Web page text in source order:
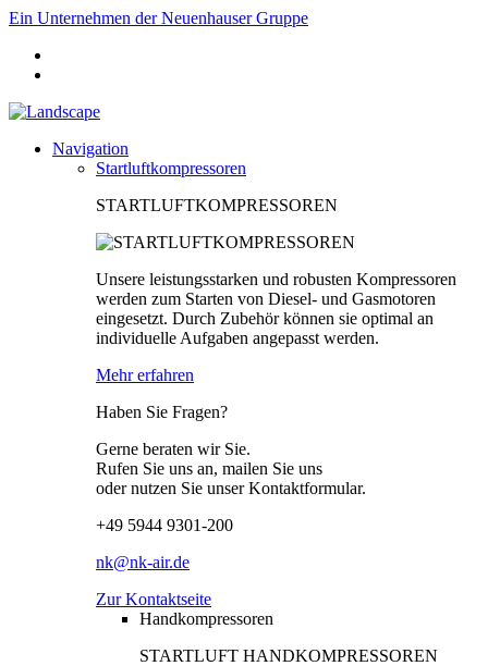
Ein Unternehmen der Neuenhauser Gruppe
Navigation
Startluftkompressoren
STARTLUFTKOMPRESSOREN
Unsere leistungsstarken und robusten Kompressoren
werden zum Starten von Diesel- und Gasmotoren
eingesetzt. Durch Zubehör können sie optimal an
individuelle Aufgaben angepasst werden.
Mehr erfahren
Haben Sie Fragen?
Gerne beraten wir Sie.
Rufen Sie uns an, mailen Sie uns
oder nutzen Sie unser Kontaktformular.
+49 5944 9301-200
nk@nk-air.de
Zur Kontaktseite
Handkompressoren
STARTLUFT HANDKOMPRESSOREN